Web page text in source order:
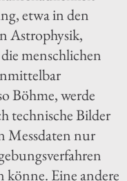
etwa in den
Astrophysik,
menschlichen
Böhme, werde
technische Bilder
Messdaten nur
könne. Eine andere